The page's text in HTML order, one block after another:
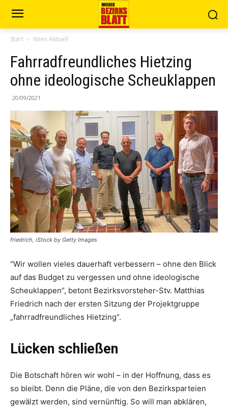
Start Wien Aktuell
Fahrradfreundliches Hietzing
ohne ideologische Scheuklappen
20/09/2021
friedrich, iStock by Getty Images
“Wir wollen vieles dauerhaft verbessern – ohne den Blick
auf das Budget zu vergessen und ohne ideologische
Scheuklappen”, betont Bezirksvorsteher-Stv. Matthias
Friedrich nach der ersten Sitzung der Projektgruppe
„fahrradfreund­liches Hietzing“.
Lücken schließen
Die Botschaft hören wir wohl – in der Hoffnung, dass es
so bleibt. Denn die Pläne, die von den Bezirksparteien
gewälzt werden, sind vernünftig. So will man abklären,